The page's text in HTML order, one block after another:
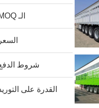
الـ MOQ:
شروط
القدرة على